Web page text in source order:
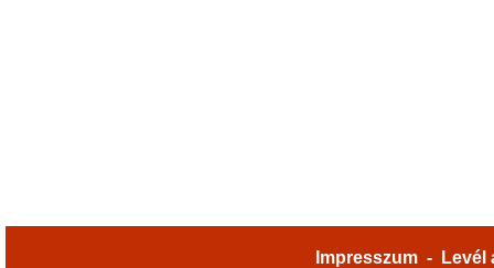
Impresszum -
Levél